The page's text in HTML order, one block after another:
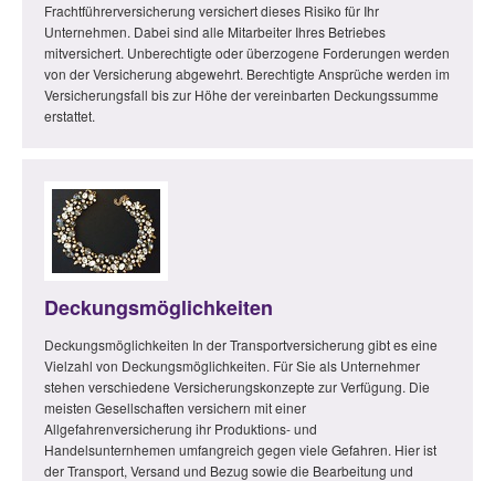
Frachtführerversicherung versichert dieses Risiko für Ihr
Unternehmen. Dabei sind alle Mitarbeiter Ihres Betriebes
mitversichert. Unberechtigte oder überzogene Forderungen werden
von der Versicherung abgewehrt. Berechtigte Ansprüche werden im
Versicherungsfall bis zur Höhe der vereinbarten Deckungssumme
erstattet.
Deckungsmöglichkeiten
Deckungsmöglichkeiten In der Transportversicherung gibt es eine
Vielzahl von Deckungsmöglichkeiten. Für Sie als Unternehmer
stehen verschiedene Versicherungskonzepte zur Verfügung. Die
meisten Gesellschaften versichern mit einer
Allgefahrenversicherung ihr Produktions- und
Handelsunternhemen umfangreich gegen viele Gefahren. Hier ist
der Transport, Versand und Bezug sowie die Bearbeitung und